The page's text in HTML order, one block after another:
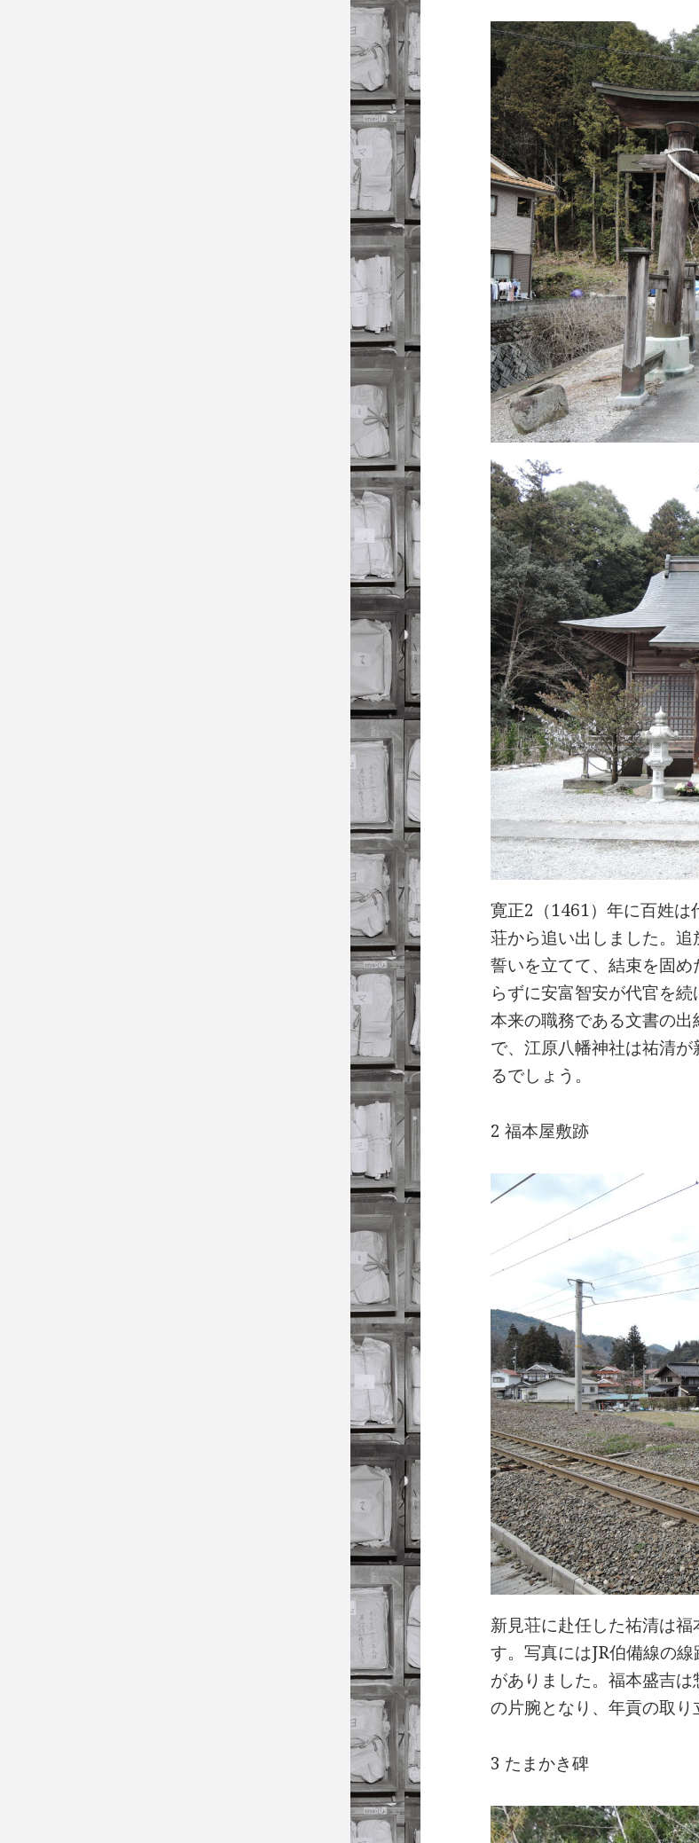
寛正2（1461）年に百姓は
荘から追い出しました。追
誓いを立てて、結束を固
らずに安富智安が代官を
本来の職務である文書の
で、江原八幡神社は祐清
るでしょう。
2 福本屋敷跡
新見荘に赴任した祐清は
す。写真にはJR伯備線の
がありました。福本盛吉
の片腕となり、年貢の取り
3 たまかき碑